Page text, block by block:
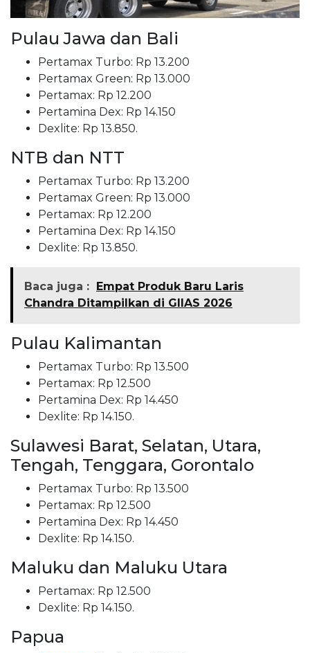
Pulau Jawa dan Bali
Pertamax Turbo: Rp 13.200
Pertamax Green: Rp 13.000
Pertamax: Rp 12.200
Pertamina Dex: Rp 14.150
Dexlite: Rp 13.850.
NTB dan NTT
Pertamax Turbo: Rp 13.200
Pertamax Green: Rp 13.000
Pertamax: Rp 12.200
Pertamina Dex: Rp 14.150
Dexlite: Rp 13.850.
Baca juga :
Empat Produk Baru Laris
Chandra Ditampilkan di GIIAS 2026
Pulau Kalimantan
Pertamax Turbo: Rp 13.500
Pertamax: Rp 12.500
Pertamina Dex: Rp 14.450
Dexlite: Rp 14.150.
Sulawesi Barat, Selatan, Utara,
Tengah, Tenggara, Gorontalo
Pertamax Turbo: Rp 13.500
Pertamax: Rp 12.500
Pertamina Dex: Rp 14.450
Dexlite: Rp 14.150.
Maluku dan Maluku Utara
Pertamax: Rp 12.500
Dexlite: Rp 14.150.
Papua